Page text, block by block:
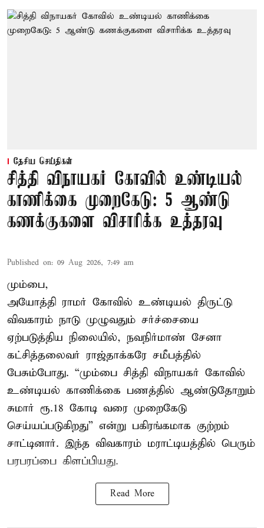
தேசிய செய்திகள்
சித்தி விநாயகர் கோவில் உண்டியல்
காணிக்கை முறைகேடு: 5 ஆண்டு
கணக்குகளை விசாரிக்க உத்தரவு
Published on: 09 Aug 2026, 7:49 am
மும்பை,
அயோத்தி ராமர் கோவில் உண்டியல் திருட்டு
விவகாரம் நாடு முழுவதும் சர்ச்சையை
ஏற்படுத்திய நிலையில், நவநிர்மாண் சேனா
கட்சித்தலைவர் ராஜ்தாக்கரே சமீபத்தில்
பேசும்போது. “மும்பை சித்தி விநாயகர் கோவில்
உண்டியல் காணிக்கை பணத்தில் ஆண்டுதோறும்
சுமார் ரூ.18 கோடி வரை முறைகேடு
செய்யப்படுகிறது” என்று பகிரங்கமாக குற்றம்
சாட்டினார். இந்த விவகாரம் மராட்டியத்தில் பெரும்
பரபரப்பை கிளப்பியது.
Read More